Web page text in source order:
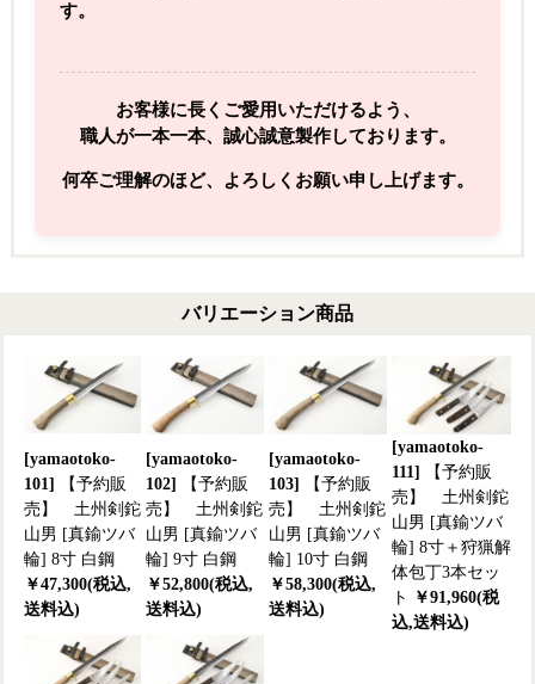
す。
お客様に長くご愛用いただけるよう、
職人が一本一本、誠心誠意製作しております。
何卒ご理解のほど、よろしくお願い申し上げます。
バリエーション商品
[yamaotoko-
101]
【予約販
売】 土州剣鉈
山男 [真鍮ツバ
輪] 8寸 白鋼
￥47,300(税込,
送料込)
[yamaotoko-
102]
【予約販
売】 土州剣鉈
山男 [真鍮ツバ
輪] 9寸 白鋼
￥52,800(税込,
送料込)
[yamaotoko-
103]
【予約販
売】 土州剣鉈
山男 [真鍮ツバ
輪] 10寸 白鋼
￥58,300(税込,
送料込)
[yamaotoko-
111]
【予約販
売】 土州剣鉈
山男 [真鍮ツバ
輪] 8寸＋狩猟解
体包丁3本セッ
ト
￥91,960(税
込,送料込)